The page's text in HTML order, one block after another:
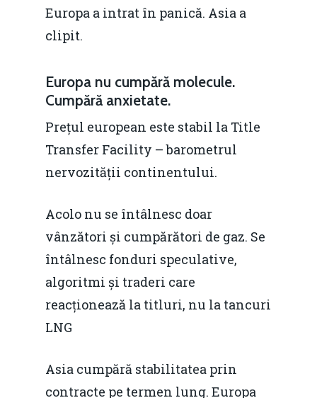
Europa a intrat în panică. Asia a
clipit.
Europa nu cumpără molecule.
Cumpără anxietate.
Prețul european este stabil la Title
Transfer Facility – barometrul
nervozității continentului.
Acolo nu se întâlnesc doar
vânzători și cumpărători de gaz. Se
întâlnesc fonduri speculative,
algoritmi și traderi care
reacționează la titluri, nu la tancuri
LNG
Asia cumpără stabilitatea prin
contracte pe termen lung. Europa
Home
Noutăți
Evenimente